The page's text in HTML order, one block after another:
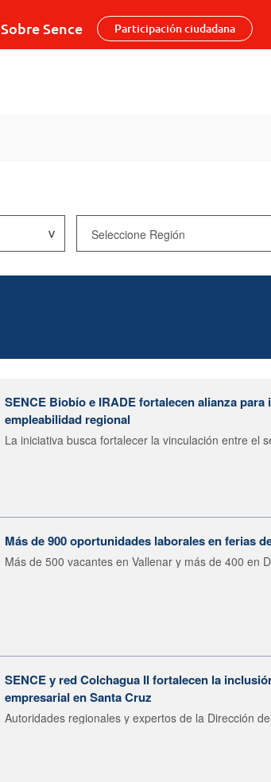
Sobre Sence Participación ciudadana
SENCE Biobío e IRADE fortalecen alianza
empleabilidad regional
La iniciativa busca fortalecer la vinculación entre el
Más de 900 oportunidades laborales en ferias
Más de 500 vacantes en Vallenar y más de 400 en
SENCE y red Colchagua II fortalecen la
empresarial en Santa Cruz
Autoridades regionales y expertos de la Dirección